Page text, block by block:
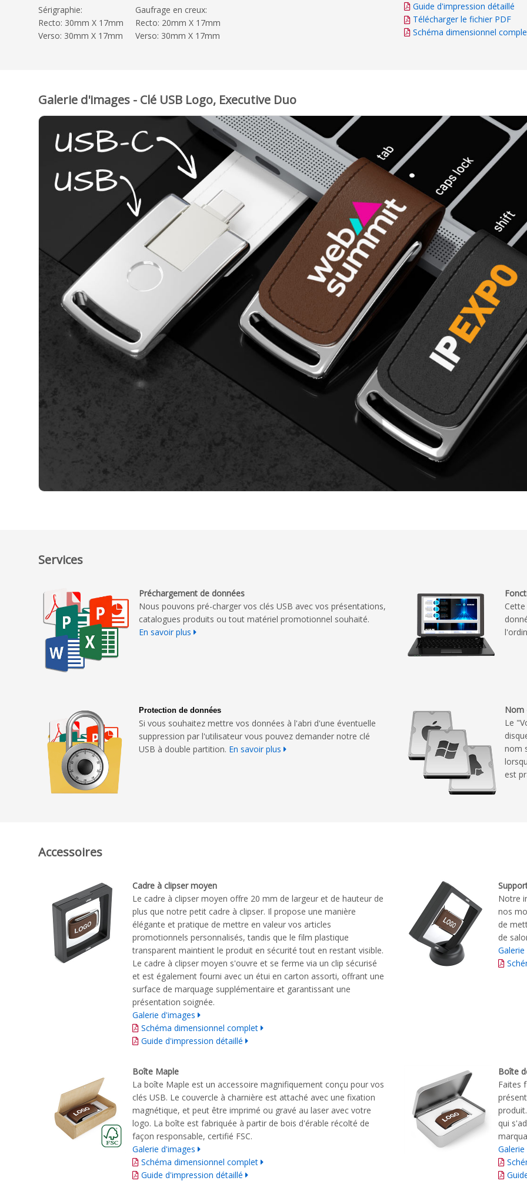
Sérigraphie:
Recto: 30mm X 17mm
Verso: 30mm X 17mm
Gaufrage en creux:
Recto: 20mm X 17mm
Verso: 30mm X 17mm
Guide d'impression détaillé
Télécharger le fichier PDF
Schéma dimensionnel
Galerie d'images - Clé USB Logo, Executive Duo
Services
Préchargement de données
Nous pouvons pré-charger vos clés USB avec vos présentations,
catalogues produits ou tout matériel promotionnel souhaité.
En savoir plus
Protection de données
Si vous souhaitez mettre vos données à l'abri d'une éventuelle
suppression par l'utilisateur vous pouvez demander notre clé
USB à double partition. En savoir plus
Nom
Le
nom
est
Accessoires
Cadre à clipser moyen
Le cadre à clipser moyen offre 20 mm de largeur et de hauteur de
plus que notre petit cadre à clipser. Il propose une manière
élégante et pratique de mettre en valeur vos articles
promotionnels personnalisés, tandis que le film plastique
transparent maintient le produit en sécurité tout en restant visible.
Le cadre à clipser moyen s'ouvre et se ferme via un clip sécurisé
et est également fourni avec un étui en carton assorti, offrant une
surface de marquage supplémentaire et garantissant une
présentation soignée.
Galerie d'images
Schéma dimensionnel complet
Guide d'impression détaillé
Notre
nos
de
de
Boîte Maple
La boîte Maple est un accessoire magnifiquement conçu pour vos
clés USB. Le couvercle à charnière est attaché avec une fixation
magnétique, et peut être imprimé ou gravé au laser avec votre
logo. La boîte est fabriquée à partir de bois d'érable récolté de
façon responsable, certifié FSC.
Galerie d'images
Schéma dimensionnel complet
Guide d'impression détaillé
Boîte
Faites
qui